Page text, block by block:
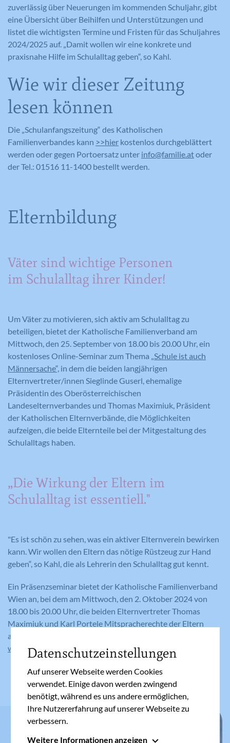
zuverlässig über Neuerungen im kommenden Schuljahr, gibt
eine Übersicht über Beihilfen und Unterstützungen und
listet die wichtigsten Termine und Fristen für das Schuljahres
2024/2025 auf. „Damit wollen wir eine konkrete und
praxisnahe Hilfe im Schulalltag geben“, so Kahl.
Wie wir dieser Zeitung
lesen können
Die „Schulanfangszeitung“ des Katholischen
Familienverbandes kann >>hier kostenlos durchgeblättert
werden oder gegen Portoersatz unter info@familie.atoder
der Tel.: 01516 11-1400 bestellt werden.
Elternbildung
Väter sind wichtige Personen
im Schulalltag ihrer Kinder!
Um Väter zu motivieren, sich aktiv am Schulalltag zu
beteiligen, bietet der Katholische Familienverband am
Mittwoch, den 25. September von 18.00 bis 20.00 Uhr, ein
kostenloses Online-Seminar zum Thema „Schule ist auch
Männersache“, in dem die beiden langjährigen
Elternvertreter/innen Sieglinde Guserl, ehemalige
Präsidentin des Oberösterreichischen
Landeselternverbandes und Thomas Maximiuk, Präsident
der Katholischen Elternverbände, die Möglichkeiten
aufzeigen, die beide Elternteile bei der Mitgestaltung des
Schulalltags haben.
„Die Wirkung der Eltern im
Schulalltag ist essentiell."
"Es ist schön zu sehen, was ein aktiver Elternverein bewirken
kann. Wir wollen den Eltern das nötige Rüstzeug zur Hand
geben“, so Kahl, die als Lehrerin den Schulalltag gut kennt.
Ein Präsenzseminar bietet der Katholische Familienverband
Wien an, bei dem am Mittwoch, den 2. Oktober 2024 von
18.00 bis 20.00 Uhr, die beiden Elternvertreter Thomas
Maximiuk und Karl Portele Mitspracherechte der Eltern
aufzeigen. Alle Angebote zur Elternbildung finden Sie unter
www.familie.at/elternbildung
Datenschutzeinstellungen
Auf unserer Webseite werden Cookies
verwendet. Einige davon werden zwingend
benötigt, während es uns andere ermöglichen,
Ihre Nutzererfahrung auf unserer Webseite zu
verbessern.
Weitere Informationen anzeigen